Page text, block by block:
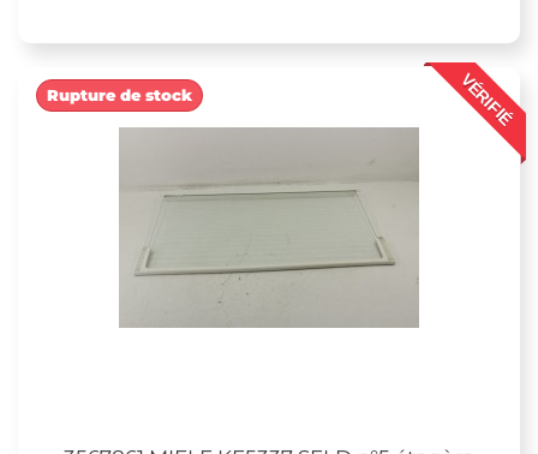
VÉRIFIÉ
Rupture de stock